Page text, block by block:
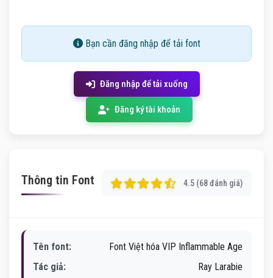
Bạn cần đăng nhập để tải font
Đăng nhập để tải xuống
Đăng ký tài khoản
Thông tin Font 4.5 (68 đánh giá)
Tên font:
Font Việt hóa VIP Inflammable Age
Tác giả:
Ray Larabie